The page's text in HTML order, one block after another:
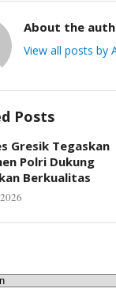
About the
View all posts by
Posts
Gresik Tegaskan
Polri Dukung
Berkualitas